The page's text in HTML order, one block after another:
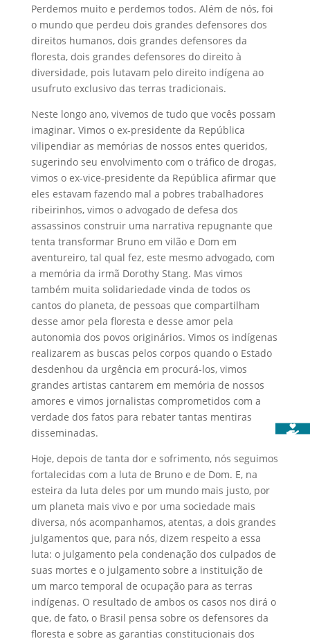
Perdemos muito e perdemos todos. Além de nós, foi
o mundo que perdeu dois grandes defensores dos
direitos humanos, dois grandes defensores da
floresta, dois grandes defensores do direito à
diversidade, pois lutavam pelo direito indígena ao
usufruto exclusivo das terras tradicionais.
Neste longo ano, vivemos de tudo que vocês possam
imaginar. Vimos o ex-presidente da República
vilipendiar as memórias de nossos entes queridos,
sugerindo seu envolvimento com o tráfico de drogas,
vimos o ex-vice-presidente da República afirmar que
eles estavam fazendo mal a pobres trabalhadores
ribeirinhos, vimos o advogado de defesa dos
assassinos construir uma narrativa repugnante que
tenta transformar Bruno em vilão e Dom em
aventureiro, tal qual fez, este mesmo advogado, com
a memória da irmã Dorothy Stang. Mas vimos
também muita solidariedade vinda de todos os
cantos do planeta, de pessoas que compartilham
desse amor pela floresta e desse amor pela
autonomia dos povos originários. Vimos os indígenas
realizarem as buscas pelos corpos quando o Estado
desdenhou da urgência em procurá-los, vimos
grandes artistas cantarem em memória de nossos
amores e vimos jornalistas comprometidos com a
verdade dos fatos para rebater tantas mentiras
disseminadas.
Hoje, depois de tanta dor e sofrimento, nós seguimos
fortalecidas com a luta de Bruno e de Dom. E, na
esteira da luta deles por um mundo mais justo, por
um planeta mais vivo e por uma sociedade mais
diversa, nós acompanhamos, atentas, a dois grandes
julgamentos que, para nós, dizem respeito a essa
luta: o julgamento pela condenação dos culpados de
suas mortes e o julgamento sobre a instituição de
um marco temporal de ocupação para as terras
indígenas. O resultado de ambos os casos nos dirá o
que, de fato, o Brasil pensa sobre os defensores da
floresta e sobre as garantias constitucionais dos